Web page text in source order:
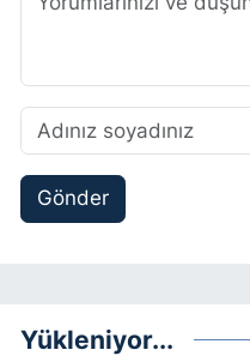
Gönder
Yükleniyor...